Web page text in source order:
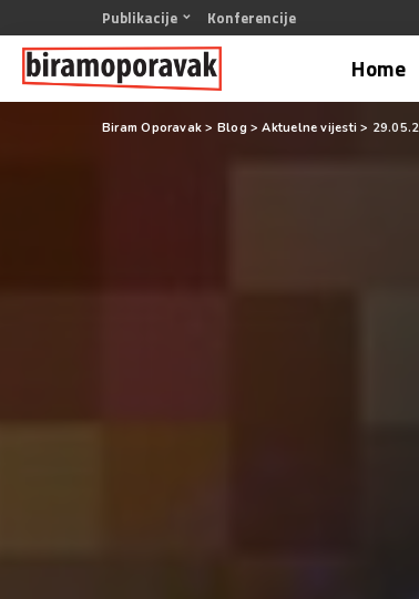
Publikacije Konferencije
Home
Biram Oporavak > Blog >Aktuelne vijesti >